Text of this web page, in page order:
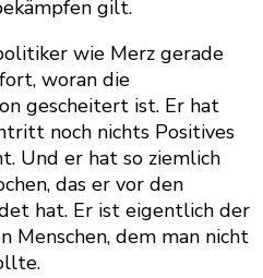
gilt.
wie Merz gerade
woran die
gescheitert ist. Er hat
noch nichts Positives
Und er hat so ziemlich
das er vor den
hat. Er ist eigentlich der
Menschen, dem man nicht